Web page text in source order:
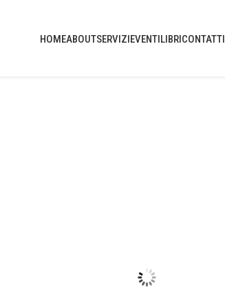
HOMEABOUTSERVIZIEVENTILIBRICONTATTI